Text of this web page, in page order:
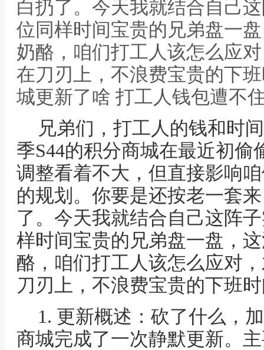
白扔了。今天我就结合自己
位同样时间宝贵的兄弟盘一
奶酪，咱们打工人该怎么应
在刀刃上，不浪费宝贵的下
城更新了啥 打工人钱包遭不
兄弟们，打工人的钱和时
季S44的积分商城在最近初
调整看着不大，但直接影响
的规划。你要是还按老一套
了。今天我就结合自己这阵
样时间宝贵的兄弟盘一盘，
酪，咱们打工人该怎么应对
刀刃上，不浪费宝贵的下班
1. 更新概述：砍了什么，
商城完成了一次静默更新。